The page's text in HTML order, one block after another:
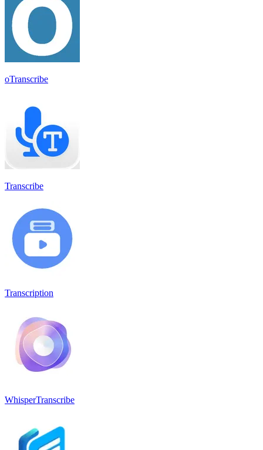
oTranscribe
Transcribe
Transcription
WhisperTranscribe